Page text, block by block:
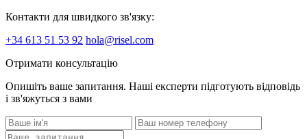
Контакти для швидкого зв'язку:
+34 613 51 53 92 hola@risel.com
Отримати консультацію
Опишіть ваше запитання. Наші експерти підготують відповідь
і зв'яжуться з вами